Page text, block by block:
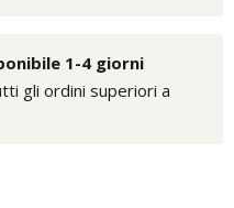
1-4 giorni
gli ordini superiori a